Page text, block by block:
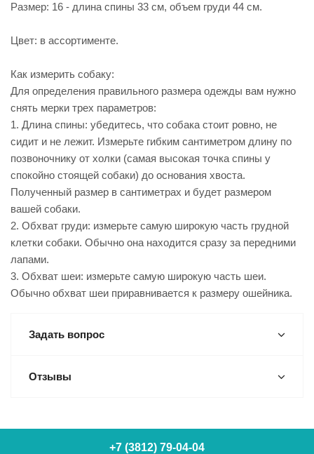
Размер: 16 - длина спины 33 см, объем груди 44 см.
Цвет: в ассортименте.
Как измерить собаку:
Для определения правильного размера одежды вам нужно
снять мерки трех параметров:
1. Длина спины: убедитесь, что собака стоит ровно, не
сидит и не лежит. Измерьте гибким сантиметром длину по
позвоночнику от холки (самая высокая точка спины у
спокойно стоящей собаки) до основания хвоста.
Полученный размер в сантиметрах и будет размером
вашей собаки.
2. Обхват груди: измерьте самую широкую часть грудной
клетки собаки. Обычно она находится сразу за передними
лапами.
3. Обхват шеи: измерьте самую широкую часть шеи.
Обычно обхват шеи приравнивается к размеру ошейника.
Задать вопрос
Отзывы
+7 (3812) 79-04-04